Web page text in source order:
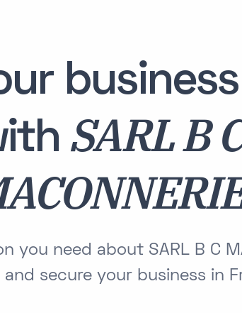
SARL B
you need about SARL B C
and secure your business in